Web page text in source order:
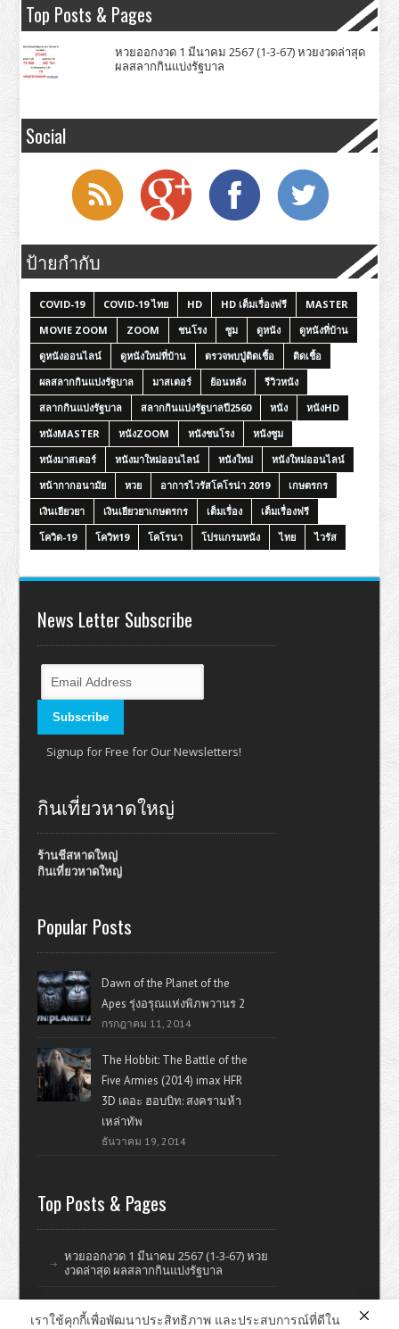
Top Posts & Pages
หวยออกงวด 1 มีนาคม 2567 (1-3-67) หวยงวดล่าสุด
ผลสลากกินแบ่งรัฐบาล
Social
ป้ายกำกับ
COVID-19 COVID-19 ไทย HD HD เต็มเรื่องฟรี
MASTER
MOVIE ZOOM
ZOOM ชนโรง ซูม ดูหนัง
ดูหนังที่บ้าน
ดูหนังออนไลน์
ดูหนังใหม่ที่บ้าน ตรวจพบปู่ติดเชื้อ
ติดเชื้อ
ผลสลากกินแบ่งรัฐบาล
มาสเตอร์ ย้อนหลัง
รีวิวหนัง
สลากกินแบ่งรัฐบาล
สลากกินแบ่งรัฐบาลปี2560 หนัง
หนังHD
หนังMASTER
หนังZOOM หนังชนโรง
หนังซูม
หนังมาสเตอร์
หนังมาใหม่ออนไลน์ หนังใหม่
หนังใหม่ออนไลน์
หน้ากากอนามัย
หวย อาการไวรัสโคโรน่า 2019
เกษตรกร
เงินเยียวยา
เงินเยียวยาเกษตรกร เต็มเรื่อง
เต็มเรื่องฟรี
โควิด-19
โควิท19 โคโรนา โปรแกรมหนัง ไทย ไวรัส
News Letter Subscribe
Signup for Free for Our Newsletters!
กินเที่ยวหาดใหญ่
ร้านชีสหาดใหญ่
กินเที่ยวหาดใหญ่
Popular Posts
Dawn of the Planet of the
Apes รุ่งอรุณแห่งพิภพวานร 2
กรกฎาคม 11, 2014
The Hobbit: The Battle of the
Five Armies (2014) imax HFR
3D เดอะ ฮอบบิท: สงครามห้า
เหล่าทัพ
ธันวาคม 19, 2014
Top Posts & Pages
หวยออกงวด 1 มีนาคม 2567 (1-3-67) หวย
งวดล่าสุด ผลสลากกินแบ่งรัฐบาล
เราใช้คุกกี้เพื่อพัฒนาประสิทธิภาพ และประสบการณ์ที่ดีใน